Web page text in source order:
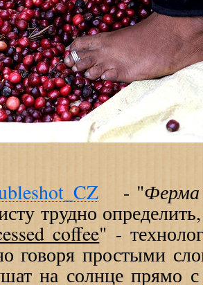
- "Ферма
трудно
coffee" -
говоря простыми
на солнце прямо